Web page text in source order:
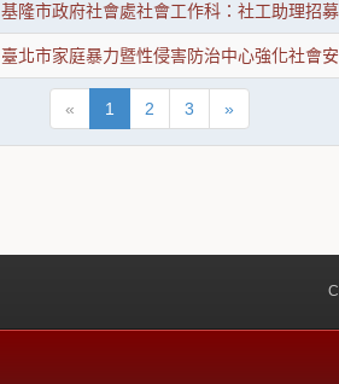
基隆市政府社會處社會工作科：社工助理招
臺北市家庭暴力暨性侵害防治中心強化社會
« 1 2 3 »